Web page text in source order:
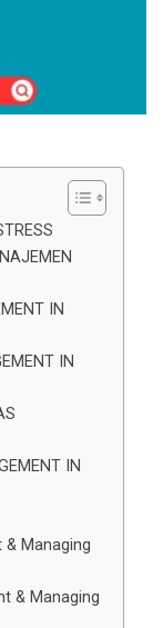
IN
IN
IN
Managing
& Managing